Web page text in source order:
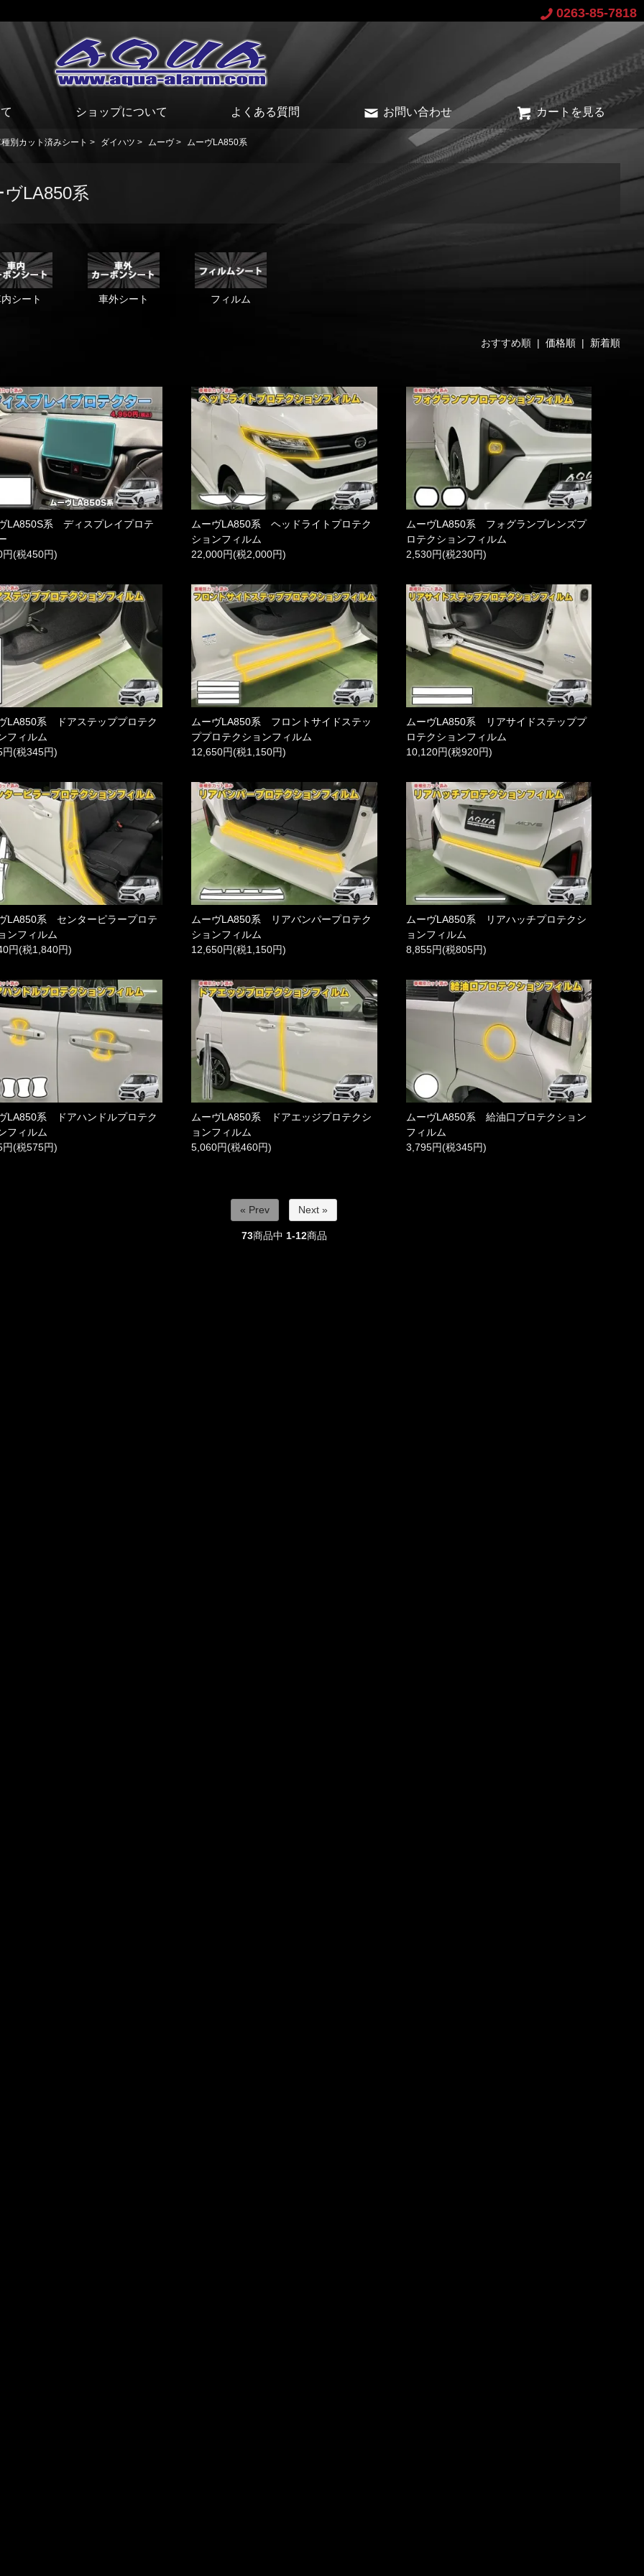
0263-85-7818
ショップについて よくある質問 お問い合わせ カートを見る
別カット済みシート > ダイハツ > ムーヴ> ムーヴLA850系
ヴLA850系
シート 車外シート フィルム
おすすめ順 | 価格順| 新着順
LA850S系 ディスプレイプロテ
円(税450円)
ムーヴLA850系 ヘッドライトプロテク
ションフィルム
22,000円(税2,000円)
ムーヴLA850系 フォグランプレンズプ
ロテクションフィルム
2,530円(税230円)
LA850系 ドアステッププロテク
フィルム
円(税345円)
ムーヴLA850系 フロントサイドステッ
ププロテクションフィルム
12,650円(税1,150円)
ムーヴLA850系 リアサイドステッププ
ロテクションフィルム
10,120円(税920円)
LA850系 センターピラープロテ
ンフィルム
円(税1,840円)
ムーヴLA850系 リアバンパープロテク
ションフィルム
12,650円(税1,150円)
ムーヴLA850系 リアハッチプロテクシ
ョンフィルム
8,855円(税805円)
LA850系 ドアハンドルプロテク
フィルム
円(税575円)
ムーヴLA850系 ドアエッジプロテクシ
ョンフィルム
5,060円(税460円)
ムーヴLA850系 給油口プロテクション
フィルム
3,795円(税345円)
« Prev Next »
73商品中 1-12商品